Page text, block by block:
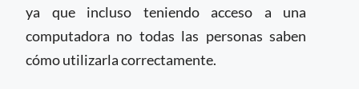
ya que incluso teniendo acceso a una
computadora no todas las personas saben
cómo utilizarla correctamente.